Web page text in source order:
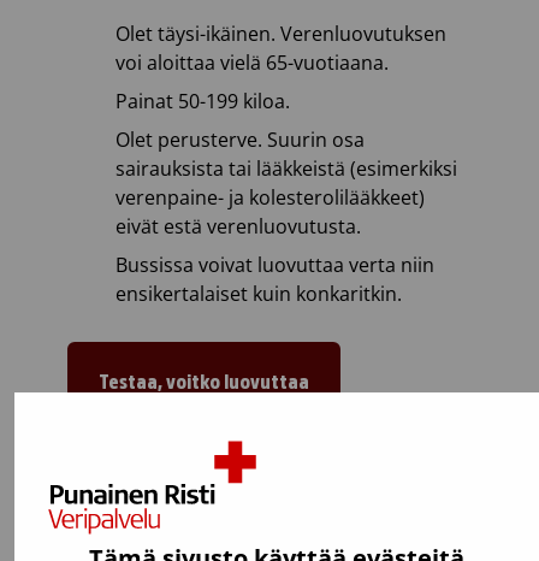
Olet täysi-ikäinen. Verenluovutuksen
voi aloittaa vielä 65-vuotiaana.
Painat 50-199 kiloa.
Olet perusterve. Suurin osa
sairauksista tai lääkkeistä (esimerkiksi
verenpaine- ja kolesterolilääkkeet)
eivät estä verenluovutusta.
Bussissa voivat luovuttaa verta niin
ensikertalaiset kuin konkaritkin.
Testaa, voitko luovuttaa